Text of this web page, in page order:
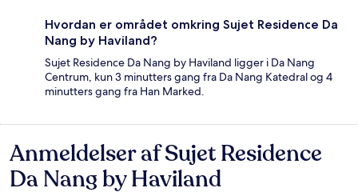
Hvordan er området omkring Sujet Residence Da
Nang by Haviland?
Sujet Residence Da Nang by Haviland ligger i Da Nang
Centrum, kun 3 minutters gang fra Da Nang Katedral og 4
minutters gang fra Han Marked.
Anmeldelser
Anmeldelser af Sujet Residence
Da Nang by Haviland